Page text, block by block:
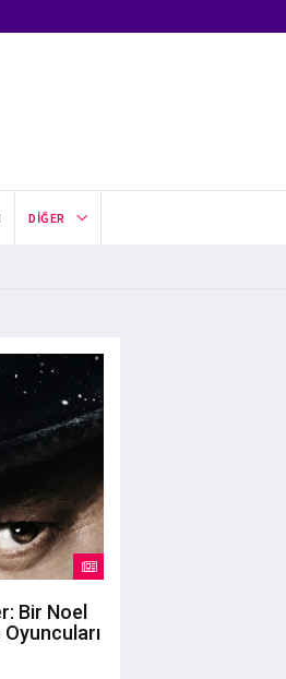
DIĞER
Bir Noel
Oyuncuları